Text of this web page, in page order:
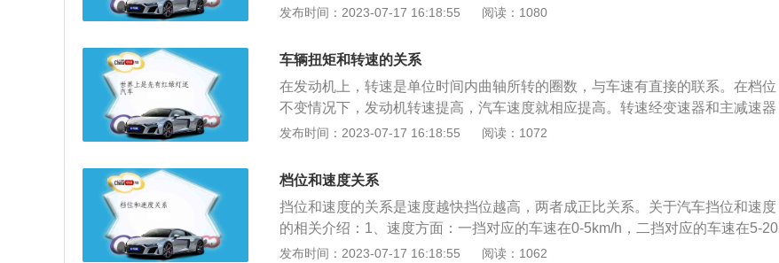
系统，如变速器和主减速器的速度降低和扭曲，最终反映到车轮上。因此，发动
印象中最抽象的参数，用来描述发动机曲轴转动的强弱。比如说，就像用扳手拧
螺丝一样。如果你对扳手施加更大的力，螺丝上的扭矩会更大，否则，扭矩会更
小；这意味着扭矩越大，提供给汽车的牵引力就越大。发动机扭矩越大，汽车加
速越快，牵引能力越强，所以用扭矩来描述轴的转动力短，从单位就很容易理解
它的意义，确定扭矩加速度，扭矩越大，力越大。扭矩大的车多是我们经常看到
燃油越多，燃烧后的产物（气体）越多，气缸内的压力就越大，自然扭矩也就越
大。可以看出，发动机扭矩与发动机转速成反比，而不是正比。
发布时间：2023-07-17 16:18:55 阅读：1080
车辆扭矩和转速的关系
在发动机上，转速是单位时间内曲轴所转的圈数，与车速有直接的联系。在档位
不变情况下，发动机转速提高，汽车速度就相应提高。转速经变速器和主减速器
等整个传动系统的减速增扭之后，最终体现在车轮上。因此发动机与车轮的转速
数，是用来描述发动机曲轴转动的力度。比如∶就好像用扳手拧螺丝，如果对扳手
用力越大，那螺丝受到的扭力也就越大，反之受到的扭力就越小。这就意味着，
扭力越大，给汽车提供的牵引力就越大，发动机扭力越大汽车加速越快，而且拖
拽能力也越强。所以扭力是用来描述一个旋转轴的转动力矩的，从扭力的单位
（牛米）也可以很容易理解出它的意义。扭距决定加速度，扭矩越大的车，力量
发布时间：2023-07-17 16:18:55 阅读：1072
档位和速度关系
挡位和速度的关系是速度越快挡位越高，两者成正比关系。关于汽车挡位和速度
的相关介绍：1、速度方面：一挡对应的车速在0-5km/h，二挡对应的车速在5-20
km/h，三挡对应的车速在20-40km/h，四挡对应的车速在40-60km/h，五挡对应的
发布时间：2023-07-17 16:18:55 阅读：1062